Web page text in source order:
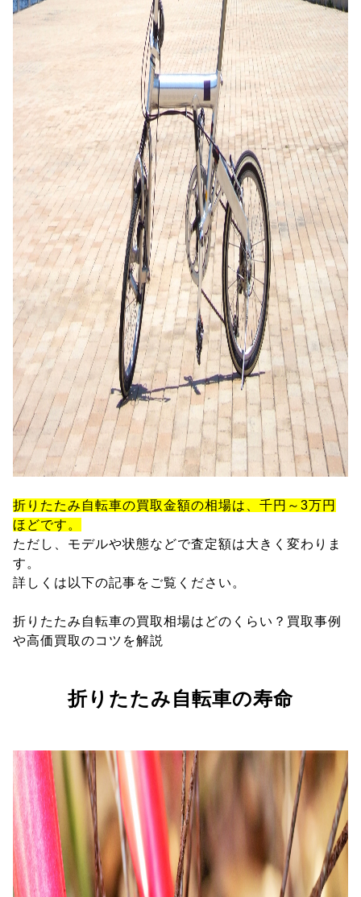
折りたたみ自転車の買取金額の相場は、千円～3万円
ほどです。
ただし、モデルや状態などで査定額は大きく変わりま
す。
詳しくは以下の記事をご覧ください。
折りたたみ自転車の買取相場はどのくらい？買取事例
や高価買取のコツを解説
折りたたみ自転車の寿命